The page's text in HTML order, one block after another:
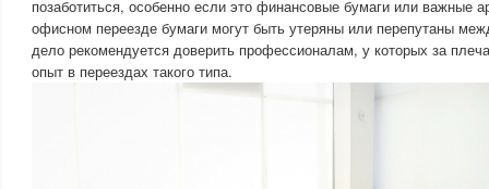
позаботиться, особенно если это финансовые бумаги или важные
офисном переезде бумаги могут быть утеряны или перепутаны
дело рекомендуется доверить профессионалам, у которых за
опыт в переездах такого типа.